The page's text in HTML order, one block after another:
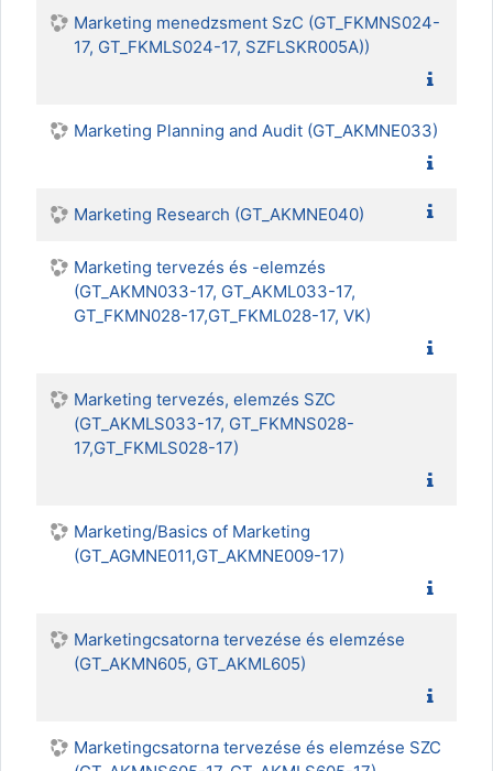
Marketing menedzsment SzC (GT_FKMNS024-
17, GT_FKMLS024-17, SZFLSKR005A))
Marketing Planning and Audit (GT_AKMNE033)
Marketing Research (GT_AKMNE040)
Marketing tervezés és -elemzés
(GT_AKMN033-17, GT_AKML033-17,
GT_FKMN028-17,GT_FKML028-17, VK)
Marketing tervezés, elemzés SZC
(GT_AKMLS033-17, GT_FKMNS028-
17,GT_FKMLS028-17)
Marketing/Basics of Marketing
(GT_AGMNE011,GT_AKMNE009-17)
Marketingcsatorna tervezése és elemzése
(GT_AKMN605, GT_AKML605)
Marketingcsatorna tervezése és elemzése SZC